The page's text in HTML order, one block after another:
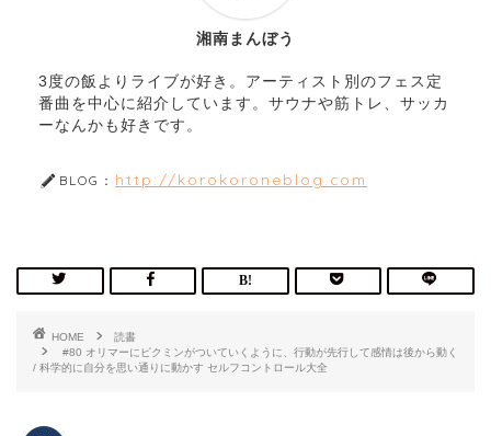
湘南まんぼう
3度の飯よりライブが好き。アーティスト別のフェス定
番曲を中心に紹介しています。サウナや筋トレ、サッカ
ーなんかも好きです。
BLOG： http://korokoroneblog.com
HOME
読書
#80 オリマーにピクミンがついていくように、行動が先行して感情は後から動く
/ 科学的に自分を思い通りに動かす セルフコントロール大全